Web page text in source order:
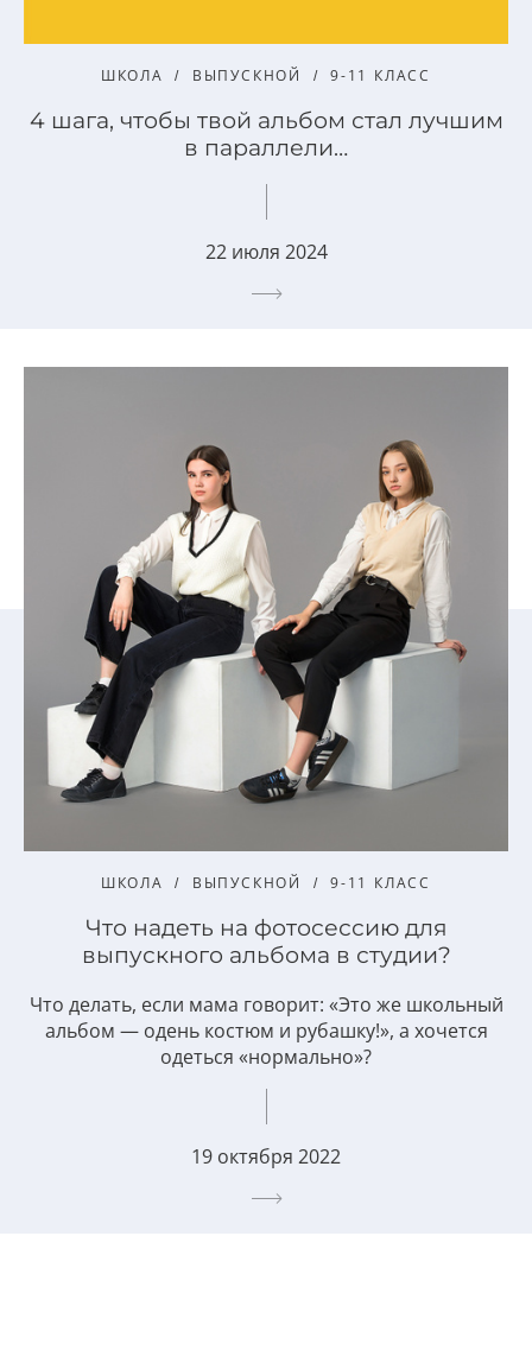
ШКОЛА ВЫПУСКНОЙ 9-11 КЛАСС
4 шага, чтобы твой альбом стал лучшим
в параллели…
22 июля 2024
ШКОЛА ВЫПУСКНОЙ 9-11 КЛАСС
Что надеть на фотосессию для
выпускного альбома в студии?
Что делать, если мама говорит: «Это же школьный
альбом — одень костюм и рубашку!», а хочется
одеться «нормально»?
19 октября 2022